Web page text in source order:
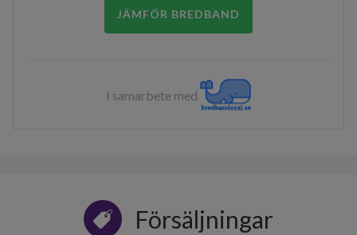
JÄMFÖR BREDBAND
I samarbete med
Försäljningar